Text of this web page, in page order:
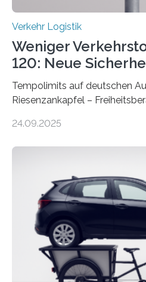
Verkehr Logistik
Weniger
120: Neue
Tempolimits auf deutschen
Riesenzankapfel –
Nach rund 50 Jahren hat eine
die Zahl der Verkehrstoten
Studie ist in der Zeitschrift
Part A: Policy and Practice
veröffentlicht. Die deutschen
24.09.2025